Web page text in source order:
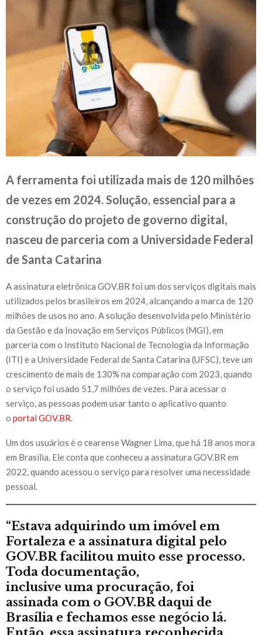
A ferramenta foi utilizada mais de 120 milhões
de vezes em 2024. Solução, essencial para a
construção do projeto de governo digital,
nasceu de parceria com a Universidade Federal
de Santa Catarina
A assinatura eletrônica GOV.BR foi um dos serviços digitais mais
utilizados pelos brasileiros em 2024, alcançando a marca de 120
milhões de usos no ano. A solução desenvolvida pelo Ministério
da Gestão e da Inovação em Serviços Públicos (MGI), em
parceria com o Instituto Nacional de Tecnologia da Informação
(ITI) e a Universidade Federal de Santa Catarina (UFSC), teve um
crescimento de mais de 130% na comparação com 2023, quando
o serviço foi usado 51,7 milhões de vezes. Para acessar o
serviço, as pessoas podem usar tanto o aplicativo quanto
o portal GOV.BR.
Um dos usuários é o cearense Wagner Lima, que há 18 anos mora
em Brasília. Ele conta que conheceu a assinatura GOV.BR em
2022, quando acessou o serviço para resolver uma necessidade
pessoal.
“Estava adquirindo um imóvel em
Fortaleza e a assinatura digital pelo
GOV.BR facilitou muito esse processo.
Toda documentação,
inclusive uma procuração, foi
assinada com o GOV.BR daqui de
Brasília e fechamos esse negócio lá.